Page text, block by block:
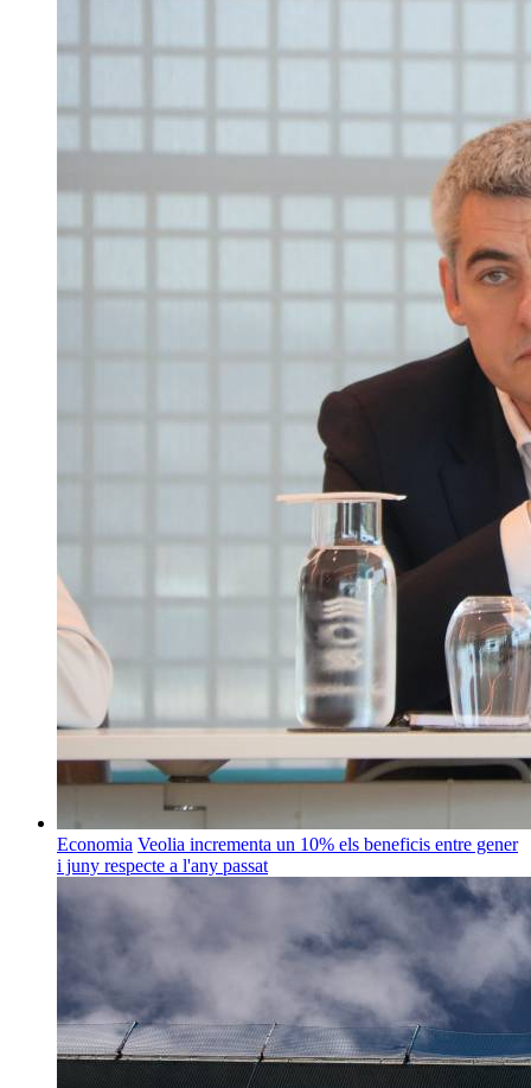
Economia Veolia incrementa un 10% els beneficis entre gener
i juny respecte a l'any passat